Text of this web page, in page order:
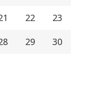
22 23
29 30